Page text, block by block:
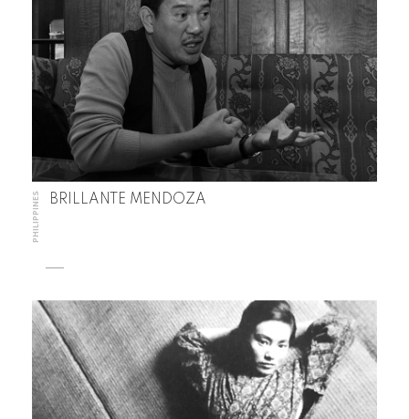
PHILIPPINES BRILLANTE MENDOZA